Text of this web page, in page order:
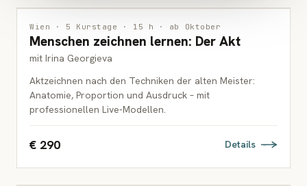
ZEICHNUNG
ERWACHSENE
Wien · 5 Kurstage · 15 h · ab Oktober
Menschen zeichnen lernen: Der Akt
mit Irina Georgieva
Aktzeichnen nach den Techniken der alten Meister:
Anatomie, Proportion und Ausdruck – mit
professionellen Live-Modellen.
€ 290 Details